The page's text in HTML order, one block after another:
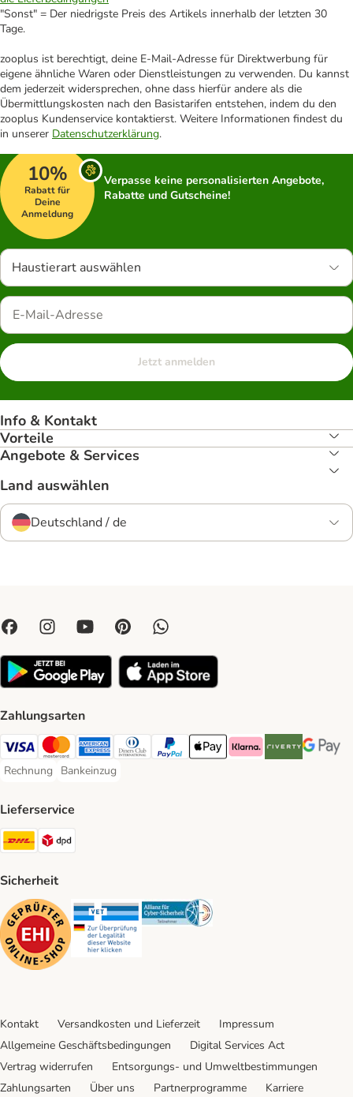
"Sonst" = Der niedrigste Preis des Artikels innerhalb der letzten 30
Tage.
zooplus ist berechtigt, deine E-Mail-Adresse für Direktwerbung für
eigene ähnliche Waren oder Dienstleistungen zu verwenden. Du kannst
dem jederzeit widersprechen, ohne dass hierfür andere als die
Übermittlungskosten nach den Basistarifen entstehen, indem du den
zooplus Kundenservice kontaktierst. Weitere Informationen findest du
in unserer Datenschutzerklärung.
10%
Rabatt für
Deine
Anmeldung
Verpasse keine personalisierten Angebote,
Rabatte und Gutscheine!
Haustierart auswählen
Jetzt anmelden
Info & Kontakt
Vorteile
Angebote & Services
Land auswählen
Deutschland / de
Zahlungsarten
Visa Payment Method
Mastercard Payment Method
American Express Payment Method
Diners Club Payment Method
PayPal Payment Method
Apple Pay Payment Method
Klarna Payment Method
Riverty Payment
Google
Rechnung
Rechnung Payment Method
Bankeinzug
Bankeinzug Payment Method
Lieferservice
DHL Shipping Method
Sicherheit
Security Security Security
Kontakt Versandkosten und Lieferzeit
Impressum
Allgemeine Geschäftsbedingungen
Digital Services Act
Vertrag widerrufen
Entsorgungs- und Umweltbestimmungen
Zahlungsarten
Über uns Partnerprogramme Karriere